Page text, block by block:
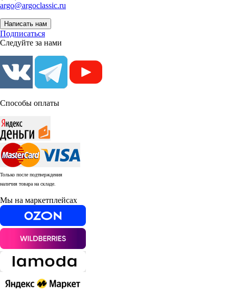
argo@argoclassic.ru
Написать нам
Подписаться
Следуйте за нами
Способы оплаты
Только после подтверждения
наличия товара на складе.
Мы на маркетплейсах